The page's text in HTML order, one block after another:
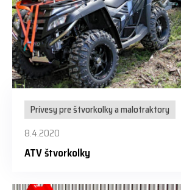
Prívesy pre štvorkolky a malotraktory
8.4.2020
ATV štvorkolky